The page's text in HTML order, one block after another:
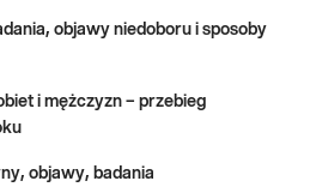
objawy niedoboru i sposoby
i mężczyzn – przebieg
objawy, badania